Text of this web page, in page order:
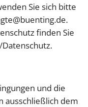
Sie sich bitte
finden Sie
und die
ausschließlich dem